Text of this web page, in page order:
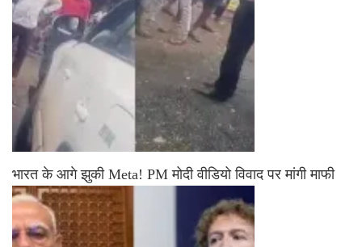
भारत के आगे झुकी Meta! PM मोदी वीडियो विवाद पर मांगी माफी